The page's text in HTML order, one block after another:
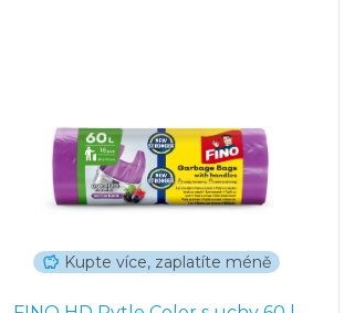
Kupte více, zaplatíte méně